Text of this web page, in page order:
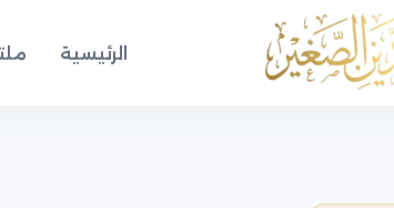
الرئيسية